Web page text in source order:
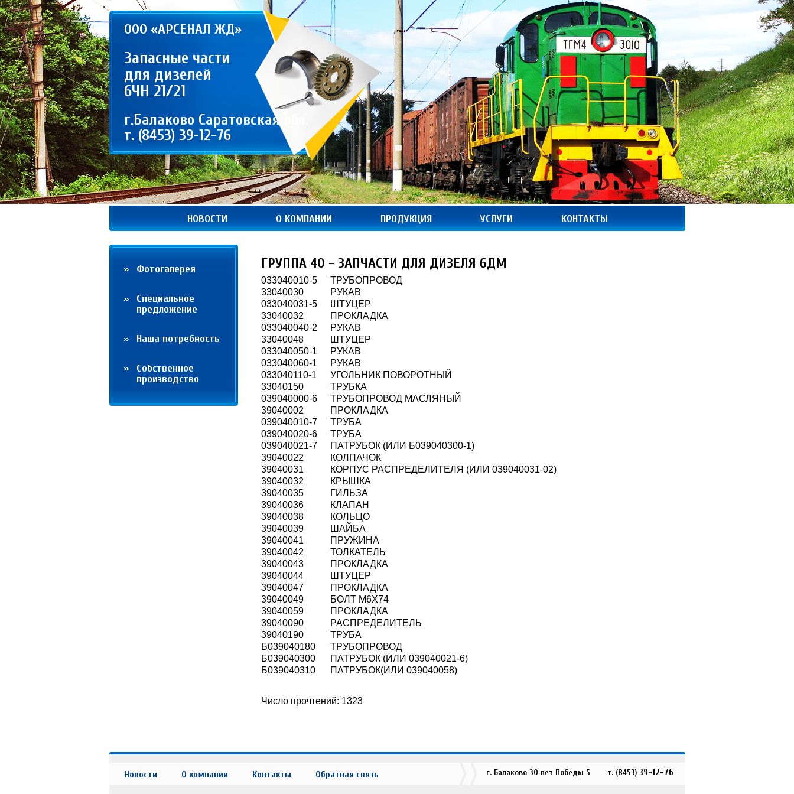
ООО «АРСЕНАЛ ЖД»
Запасные части
для дизелей
6ЧН 21/21
г.Балаково Саратовская обл.
т. (8453) 39-12-76
НОВОСТИ О КОМПАНИИ ПРОДУКЦИЯ УСЛУГИ КОНТАКТЫ
Фотогалерея
Cпециальное
предложение
Наша потребность
Собственное
производство
ГРУППА 40 - ЗАПЧАСТИ ДЛЯ ДИЗЕЛЯ 6ДМ
033040010-5
ТРУБОПРОВОД
33040030
РУКАВ
033040031-5
ШТУЦЕР
33040032
ПРОКЛАДКА
033040040-2
РУКАВ
33040048
ШТУЦЕР
033040050-1
РУКАВ
033040060-1
РУКАВ
033040110-1
УГОЛЬНИК ПОВОРОТНЫЙ
33040150
ТРУБКА
039040000-6
ТРУБОПРОВОД МАСЛЯНЫЙ
39040002
ПРОКЛАДКА
039040010-7
ТРУБА
039040020-6
ТРУБА
039040021-7
ПАТРУБОК (ИЛИ Б039040300-1)
39040022
КОЛПАЧОК
39040031
КОРПУС РАСПРЕДЕЛИТЕЛЯ (ИЛИ 039040031-02)
39040032
КРЫШКА
39040035
ГИЛЬЗА
39040036
КЛАПАН
39040038
КОЛЬЦО
39040039
ШАЙБА
39040041
ПРУЖИНА
39040042
ТОЛКАТЕЛЬ
39040043
ПРОКЛАДКА
39040044
ШТУЦЕР
39040047
ПРОКЛАДКА
39040049
БОЛТ М6Х74
39040059
ПРОКЛАДКА
39040090
РАСПРЕДЕЛИТЕЛЬ
39040190
ТРУБА
Б039040180
ТРУБОПРОВОД
Б039040300
ПАТРУБОК (ИЛИ 039040021-6)
Б039040310
ПАТРУБОК(ИЛИ 039040058)
Число прочтений: 1323
Новости О компании Контакты Обратная связь г. Балаково 30 лет Победы 5 т. (8453) 39-12-76